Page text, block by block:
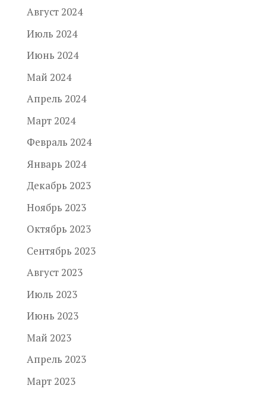
Август 2024
Июль 2024
Июнь 2024
Май 2024
Апрель 2024
Март 2024
Февраль 2024
Январь 2024
Декабрь 2023
Ноябрь 2023
Октябрь 2023
Сентябрь 2023
Август 2023
Июль 2023
Июнь 2023
Май 2023
Апрель 2023
Март 2023